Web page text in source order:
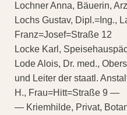
Lochner Anna, Bäuerin,
Lochs Gustav, Dipl.=Ing.,
Franz=Josef=Straße 12
Locke Karl,
Lode Alois, Dr. med.,
und Leiter der staatl.
H., Frau=Hitt=Straße 9 —
— Kriemhilde, Privat,